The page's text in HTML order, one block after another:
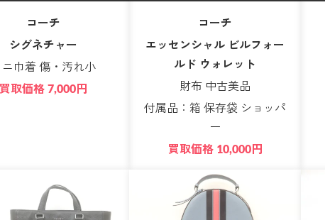
コーチ
シグネチャー
ニ巾着 傷・汚れ小
買取価格 7,000円
コーチ
エッセンシャル ビルフォー
ルド ウォレット
財布 中古美品
付属品：箱 保存袋 ショッパ
ー
買取価格 10,000円